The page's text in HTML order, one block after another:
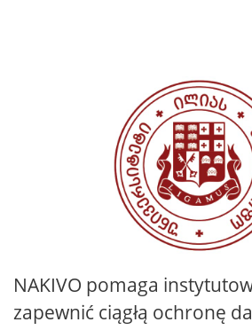
NAKIVO pomaga
zapewnić ciągłą ochronę